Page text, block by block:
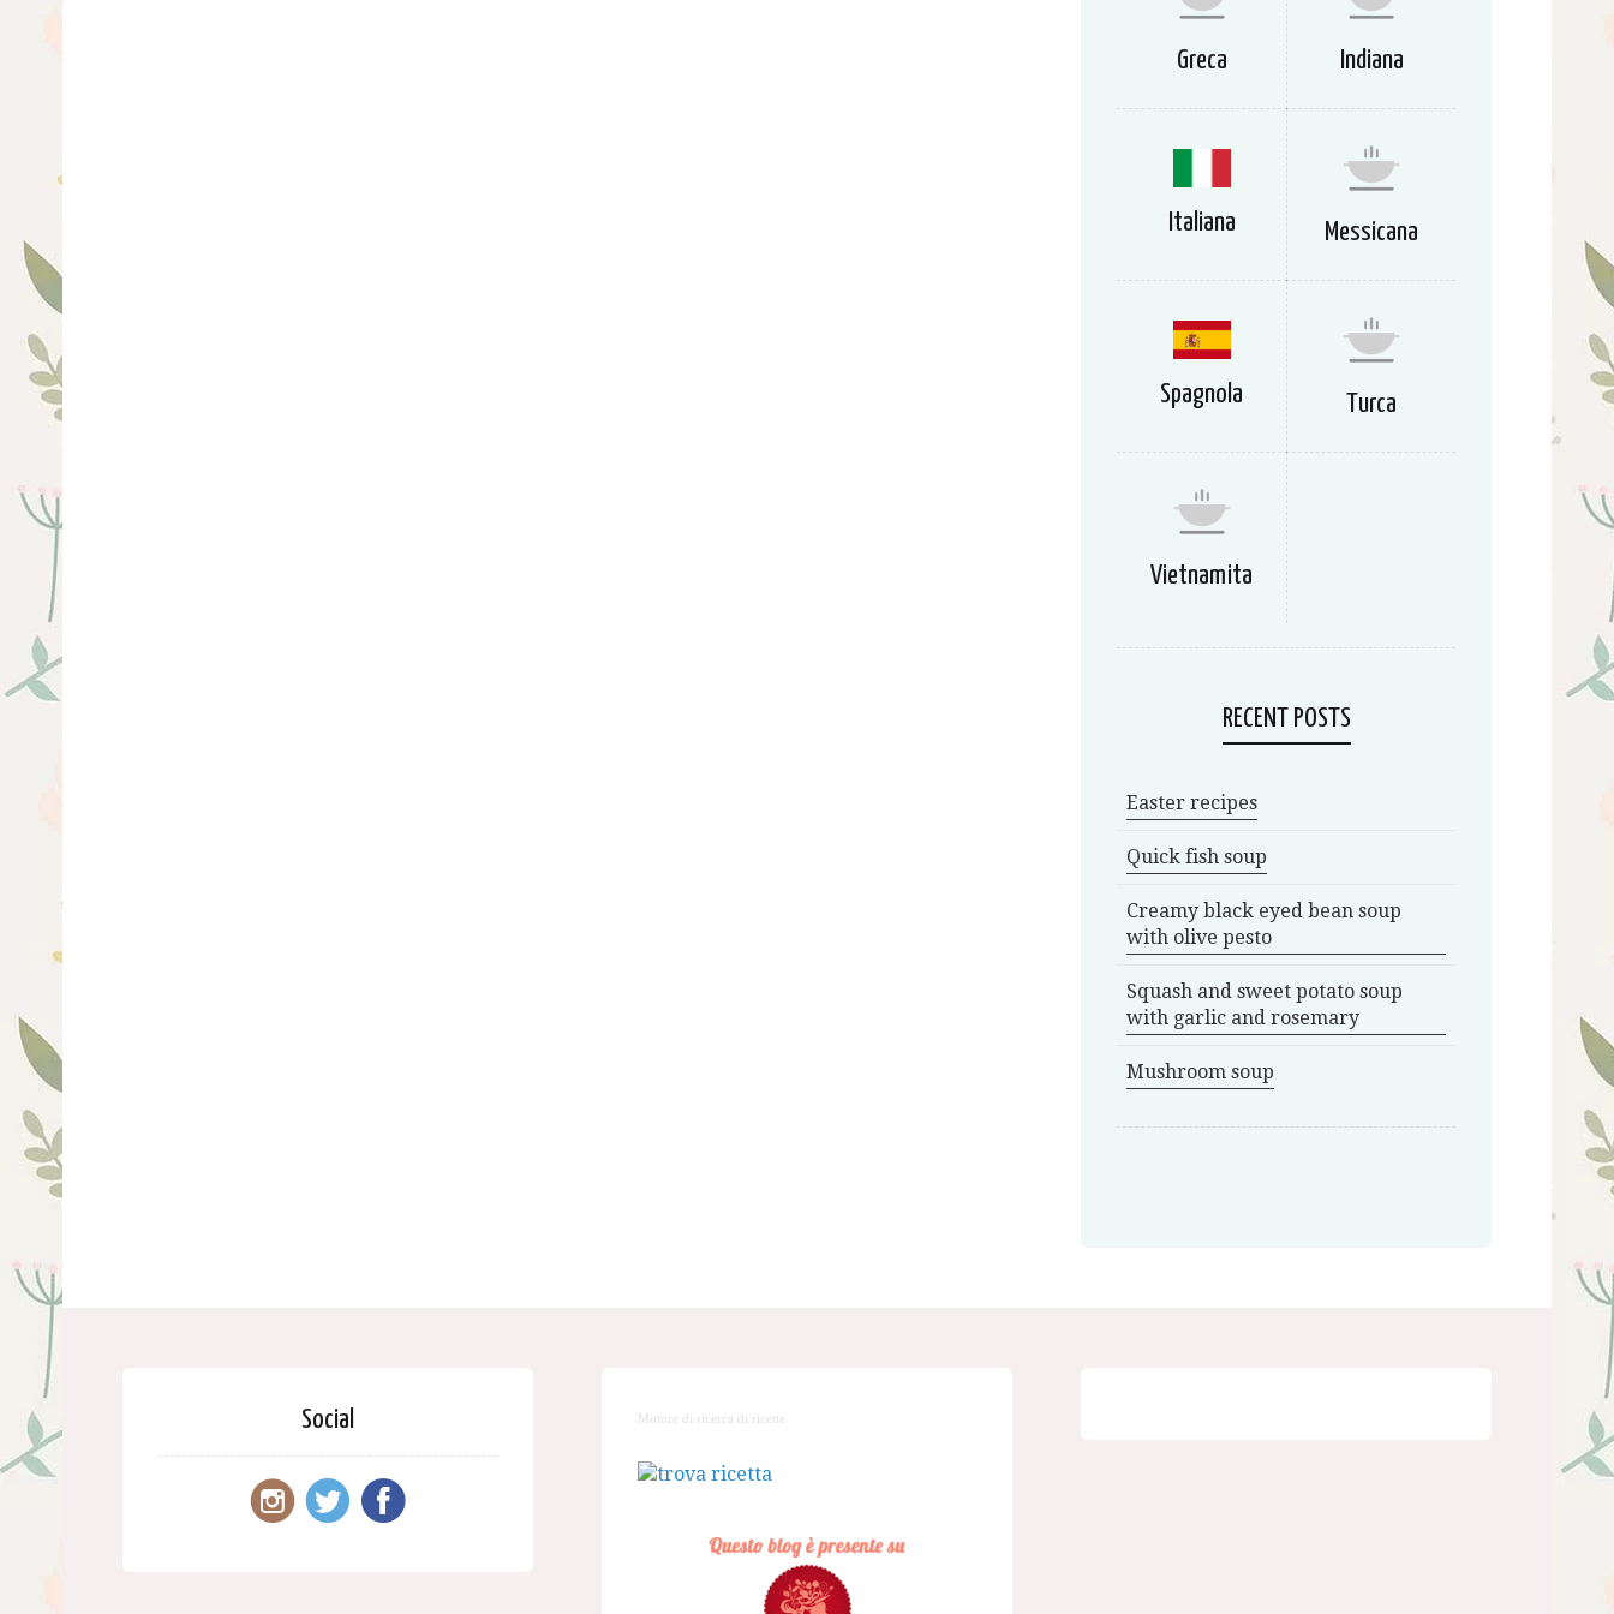
Greca Indiana
Italiana Messicana
Spagnola Turca
Vietnamita
RECENT POSTS
Easter recipes
Quick fish soup
Creamy black eyed bean soup
with olive pesto
Squash and sweet potato soup
with garlic and rosemary
Mushroom soup
Social Motore di ricerca di ricette